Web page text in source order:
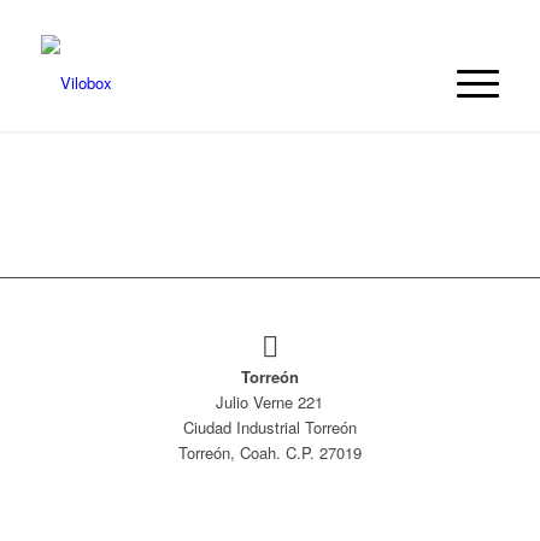
Torreón
Julio Verne 221
Ciudad Industrial Torreón
Torreón, Coah. C.P. 27019